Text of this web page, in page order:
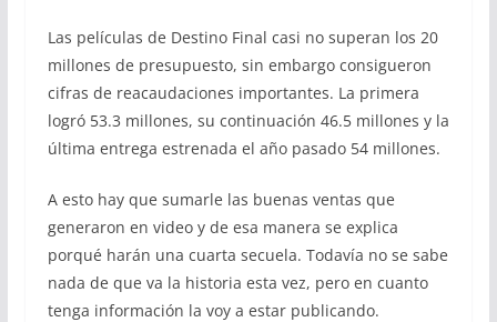
Las películas de Destino Final casi no superan los 20
millones de presupuesto, sin embargo consigueron
cifras de reacaudaciones importantes. La primera
logró 53.3 millones, su continuación 46.5 millones y la
última entrega estrenada el año pasado 54 millones.
A esto hay que sumarle las buenas ventas que
generaron en video y de esa manera se explica
porqué harán una cuarta secuela. Todavía no se sabe
nada de que va la historia esta vez, pero en cuanto
tenga información la voy a estar publicando.